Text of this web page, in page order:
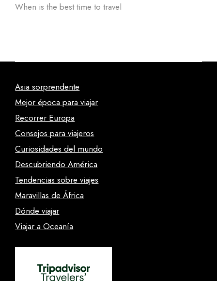
When is the best time to travel
Asia sorprendente
Mejor época para viajar
Recorrer Europa
Consejos para viajeros
Curiosidades del mundo
Descubriendo América
Tendencias sobre viajes
Maravillas de África
Dónde viajar
Viajar a Oceanía